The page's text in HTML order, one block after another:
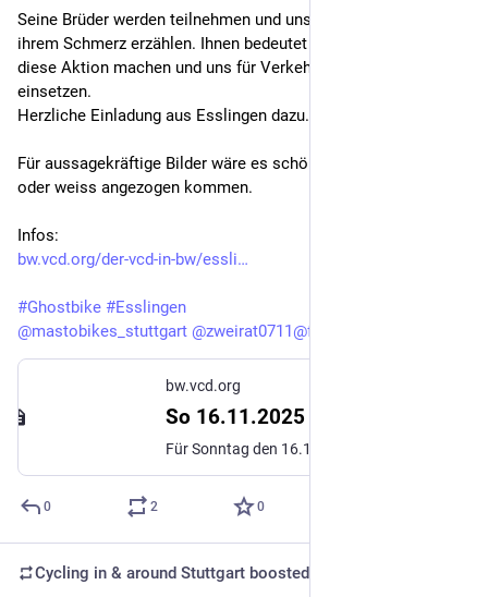
Seine Brüder werden teilnehmen und uns von ihrem Bruder und
ihrem Schmerz erzählen. Ihnen bedeutet es sehr viel, dass wir
diese Aktion machen und uns für Verkehrssicherheit
einsetzen.
Herzliche Einladung aus Esslingen dazu.
Für aussagekräftige Bilder wäre es schön, wenn viele schwarz
oder weiss angezogen kommen.
Infos:
bw.vcd.org/der-vcd-in-bw/essli
#Ghostbike #Esslingen
@mastobikes_stuttgart @zweirat0711@fedigroups.social
bw.vcd.org
0 2 0
Cycling in & around Stuttgart boosted